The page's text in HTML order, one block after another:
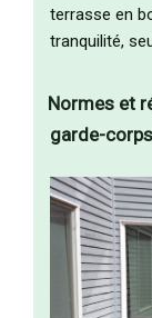
terrasse en
tranquilité,
Normes et
garde-corps